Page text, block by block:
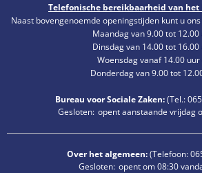
Telefonische bereikbaarheid van
Naast bovengenoemde openingstijden kunt u
Maandag van 9.00 tot 12.00
Dinsdag van 14.00 tot 16.00
Woensdag vanaf 14.00 uur
Donderdag van 9.00 tot
Bureau voor Sociale Zaken:(Tel.:
Klik om extra openings- of
Gesloten: opent aanstaande vrijdag
Over het algemeen:(Telefoon:
Klik om extra openings- of
Gesloten: opent om 08:30